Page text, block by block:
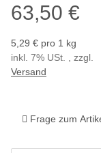
63,50 €
5,29 € pro 1 kg
inkl. 7% USt. , zzgl.
Versand
Frage zum